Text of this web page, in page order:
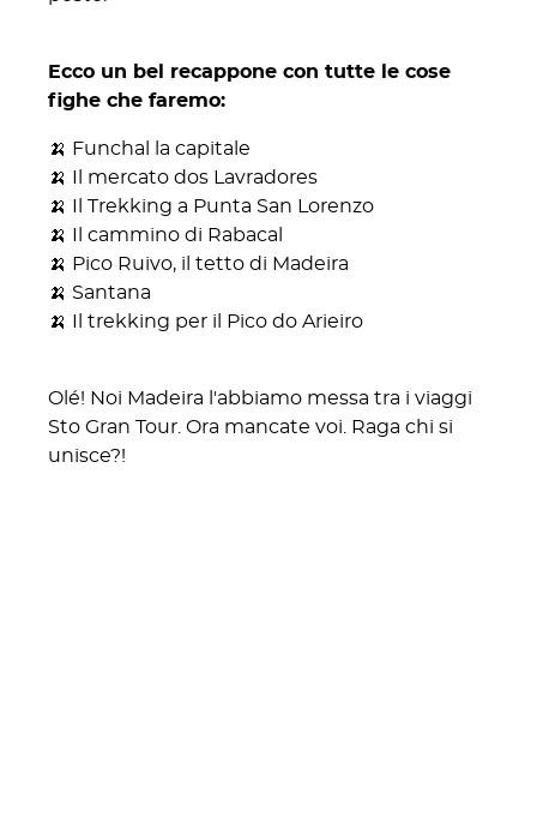
Ecco un bel recappone con tutte le cose
fighe che faremo:
🍌 Funchal la capitale
🍌 Il mercato dos Lavradores
🍌 Il Trekking a Punta San Lorenzo
🍌 Il cammino di Rabacal
🍌 Pico Ruivo, il tetto di Madeira
🍌 Santana
🍌 Il trekking per il Pico do Arieiro
Olé! Noi Madeira l'abbiamo messa tra i viaggi
Sto Gran Tour. Ora mancate voi. Raga chi si
unisce?!